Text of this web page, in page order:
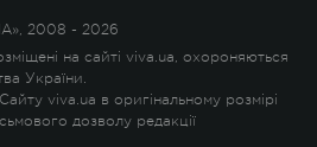
2008 - 2026
на сайті viva.ua, охороняються
України.
viva.ua в оригінальному розмірі
дозволу редакції